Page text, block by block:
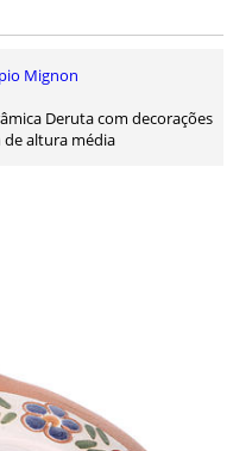
Mignon
de altura média